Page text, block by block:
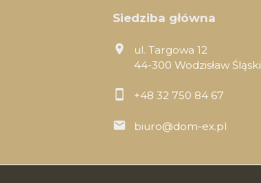
Siedziba główna
ul. Targowa 12
44-300 Wodzisław Śląski
+48 32 750 84 67
biuro@dom-ex.pl